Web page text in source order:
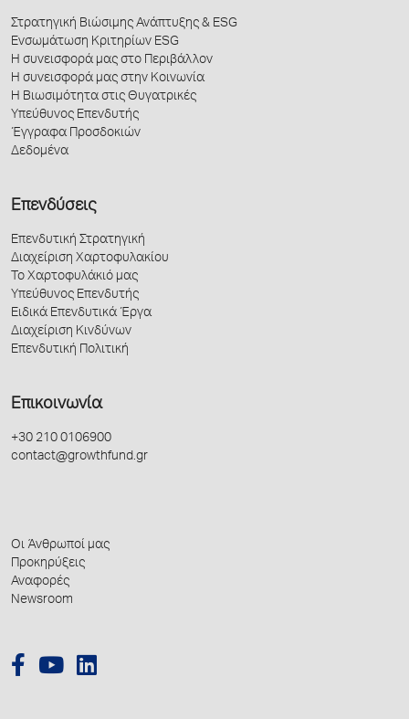
Στρατηγική Βιώσιμης Ανάπτυξης & ESG
Ενσωμάτωση Κριτηρίων ESG
Η συνεισφορά μας στο Περιβάλλον
Η συνεισφορά μας στην Κοινωνία
Η Βιωσιμότητα στις Θυγατρικές
Υπεύθυνος Επενδυτής
Έγγραφα Προσδοκιών
Δεδομένα
Επενδύσεις
Επενδυτική Στρατηγική
Διαχείριση Χαρτοφυλακίου
Το Χαρτοφυλάκιό μας
Υπεύθυνος Επενδυτής
Ειδικά Επενδυτικά Έργα
Διαχείριση Κινδύνων
Επενδυτική Πολιτική
Επικοινωνία
+30 210 0106900
contact@growthfund.gr
Οι Άνθρωποί μας
Προκηρύξεις
Αναφορές
Newsroom